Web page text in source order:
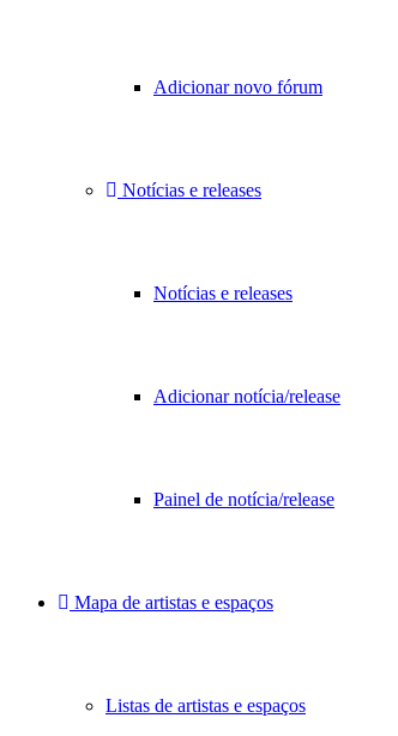
Adicionar novo fórum
Notícias e releases
Notícias e releases
Adicionar notícia/release
Painel de notícia/release
Mapa de artistas e espaços
Listas de artistas e espaços